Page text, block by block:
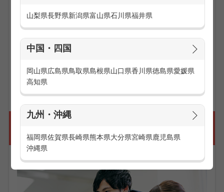
山梨県長野県新潟県富山県石川県福井県
中国・四国
岡山県広島県鳥取県島根県山口県香川県徳島県愛媛県
高知県
九州・沖縄
福岡県佐賀県長崎県熊本県大分県宮崎県鹿児島県
沖縄県
アウトバウンド（発信）の仕事内容は、見込み顧客やお客様
へ新商品のご紹介、販売の電話を自らかけるのが仕事です。
企業やお客様へ商品の満足度調査やアンケートをとるテレマ
ーケティングや、営業活動として企業やお客様へアポイント
を獲得するテレフォンアポインターが挙げられます。
こんなに働きやすい、コールセンターの勤
務体制